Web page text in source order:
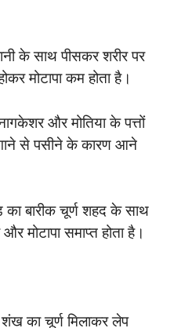
के साथ पीसकर शरीर पर
मोटापा कम होता है।
और मोतिया के पत्तों
से पसीने के कारण आने
बारीक चूर्ण शहद के साथ
मोटापा समाप्त होता है।
का चूर्ण मिलाकर लेप